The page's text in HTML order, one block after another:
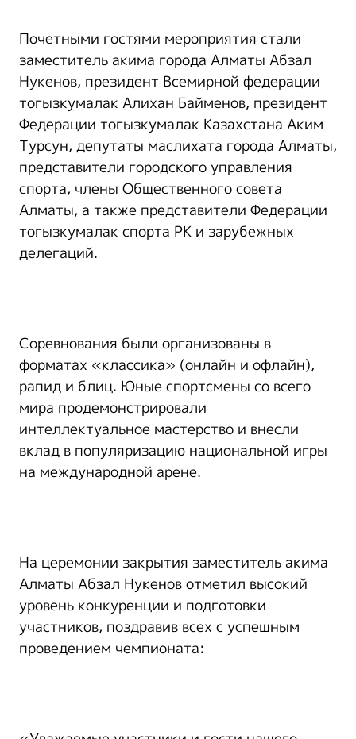
Почетными гостями мероприятия стали
заместитель акима города Алматы Абзал
Нукенов, президент Всемирной федерации
тогызкумалак Алихан Байменов, президент
Федерации тогызкумалак Казахстана Аким
Турсун, депутаты маслихата города Алматы,
представители городского управления
спорта, члены Общественного совета
Алматы, а также представители Федерации
тогызкумалак спорта РК и зарубежных
делегаций.
Соревнования были организованы в
форматах «классика» (онлайн и офлайн),
рапид и блиц. Юные спортсмены со всего
мира продемонстрировали
интеллектуальное мастерство и внесли
вклад в популяризацию национальной игры
на международной арене.
На церемонии закрытия заместитель акима
Алматы Абзал Нукенов отметил высокий
уровень конкуренции и подготовки
участников, поздравив всех с успешным
проведением чемпионата: